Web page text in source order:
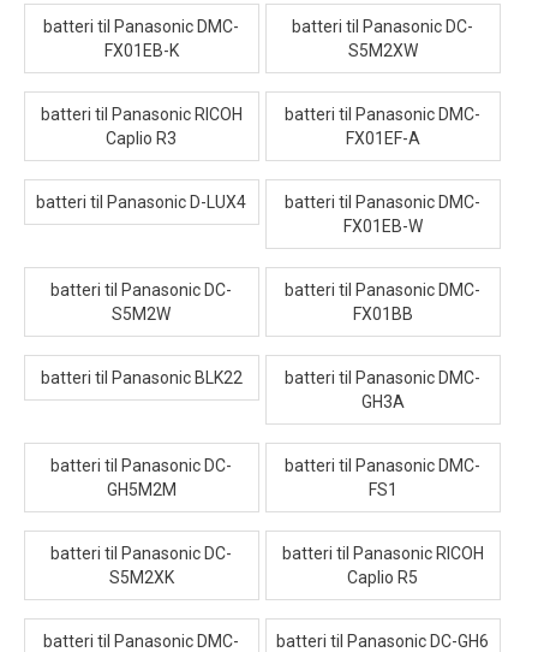
batteri til Panasonic DMC-
FX01EB-K
batteri til Panasonic DC-
S5M2XW
batteri til Panasonic RICOH
Caplio R3
batteri til Panasonic DMC-
FX01EF-A
batteri til Panasonic D-LUX4
batteri til Panasonic DMC-
FX01EB-W
batteri til Panasonic DC-
S5M2W
batteri til Panasonic DMC-
FX01BB
batteri til Panasonic BLK22
batteri til Panasonic DMC-
GH3A
batteri til Panasonic DC-
GH5M2M
batteri til Panasonic DMC-
FS1
batteri til Panasonic DC-
S5M2XK
batteri til Panasonic RICOH
Caplio R5
batteri til Panasonic DMC-
batteri til Panasonic DC-GH6